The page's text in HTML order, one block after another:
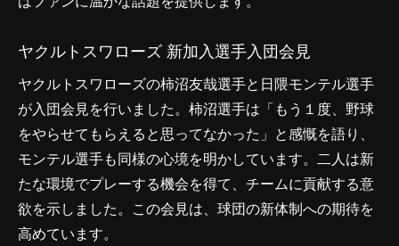
ヤクルトスワローズ 新加入選手入団会見
ヤクルトスワローズの柿沼友哉選手と日隈モンテル選手
が入団会見を行いました。柿沼選手は「もう１度、野球
をやらせてもらえると思ってなかった」と感慨を語り、
モンテル選手も同様の心境を明かしています。二人は新
たな環境でプレーする機会を得て、チームに貢献する意
欲を示しました。この会見は、球団の新体制への期待を
高めています。